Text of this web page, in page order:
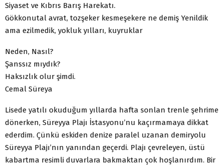
Siyaset ve Kıbrıs Barış Harekatı.
Gökkonutal avrat, tozşeker kesmeşekere ne demiş Yenildik
ama ezilmedik, yokluk yılları, kuyruklar
Neden, Nasıl?
Şanssız mıydık?
Haksızlık olur şimdi.
Cemal Süreya
Lisede yatılı okuduğum yıllarda hafta sonlan trenle şehrime
dönerken, Süreyya Plajı İstasyonu’nu kaçırmamaya dikkat
ederdim. Çünkü eskiden denize paralel uzanan demiryolu
Süreyya Plajı’nın yanından geçerdi. Plajı çevreleyen, üstü
kabartma resimli duvarlara bakmaktan çok hoşlanırdım. Bir